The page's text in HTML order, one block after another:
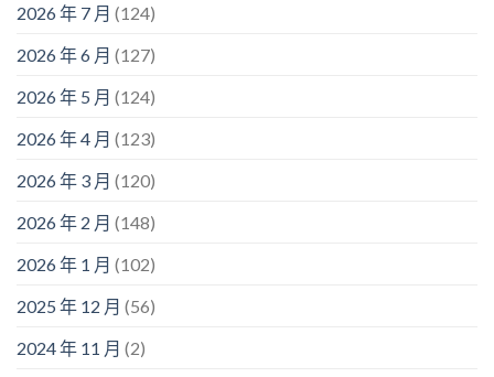
2026 年 7 月 (124)
2026 年 6 月 (127)
2026 年 5 月 (124)
2026 年 4 月 (123)
2026 年 3 月 (120)
2026 年 2 月 (148)
2026 年 1 月 (102)
2025 年 12 月 (56)
2024 年 11 月 (2)